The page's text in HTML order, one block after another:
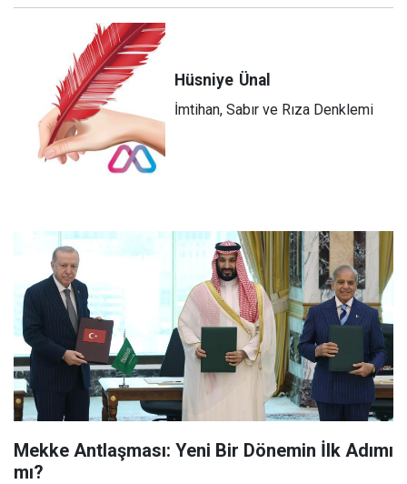
Hüsniye Ünal
İmtihan, Sabır ve Rıza Denklemi
Mekke Antlaşması: Yeni Bir Dönemin İlk Adımı
mı?